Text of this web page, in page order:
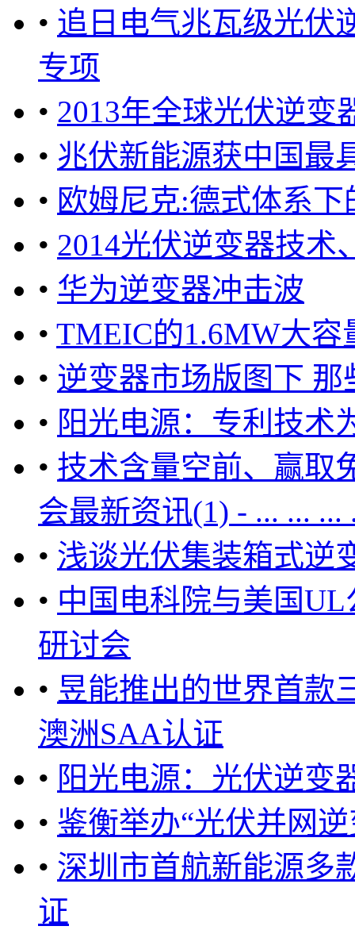
• 追日电气兆瓦级光伏
专项
• 2013年全球光伏逆变
• 兆伏新能源获中国最
• 欧姆尼克:德式体系
• 2014光伏逆变器技术
• 华为逆变器冲击波
• TMEIC的1.6MW大
• 逆变器市场版图下 那
• 阳光电源：专利技术
• 技术含量空前、赢取
会最新资讯(1) - ... ... ...
• 浅谈光伏集装箱式逆
• 中国电科院与美国
研讨会
• 昱能推出的世界首款
澳洲SAA认证
• 阳光电源：光伏逆变
• 鉴衡举办“光伏并网
• 深圳市首航新能源多
证